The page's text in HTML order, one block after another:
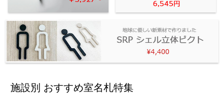
施設別 おすすめ室名札特集